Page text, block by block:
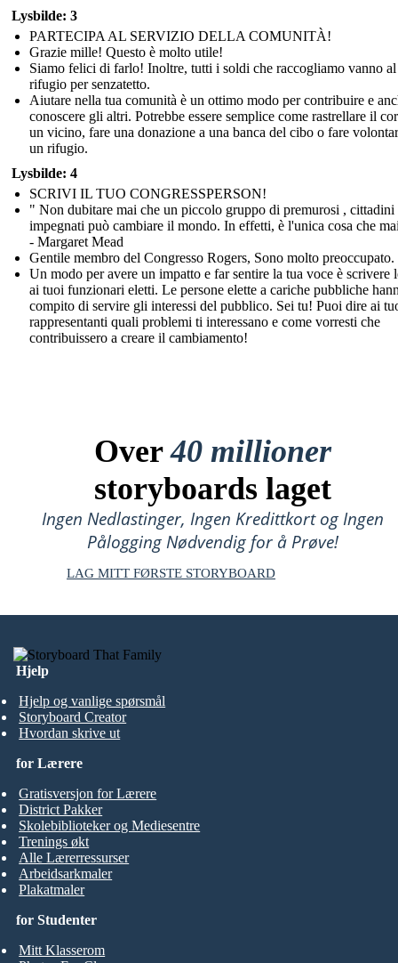
Lysbilde: 3
PARTECIPA AL SERVIZIO DELLA COMUNITÀ!
Grazie mille! Questo è molto utile!
Siamo felici di farlo! Inoltre, tutti i soldi che raccogliamo vanno al
rifugio per senzatetto.
Aiutare nella tua comunità è un ottimo modo per contribuire e
conoscere gli altri. Potrebbe essere semplice come rastrellare il
un vicino, fare una donazione a una banca del cibo o fare
un rifugio.
Lysbilde: 4
SCRIVI IL TUO CONGRESSPERSON!
" Non dubitare mai che un piccolo gruppo di premurosi , cittadini
impegnati può cambiare il mondo. In effetti, è l'unica cosa che
- Margaret Mead
Gentile membro del Congresso Rogers, Sono molto preoccupato.
Un modo per avere un impatto e far sentire la tua voce è scrivere
ai tuoi funzionari eletti. Le persone elette a cariche pubbliche
compito di servire gli interessi del pubblico. Sei tu! Puoi dire ai
rappresentanti quali problemi ti interessano e come vorresti che
contribuissero a creare il cambiamento!
Over40 millioner
storyboards laget
Ingen Nedlastinger, Ingen Kredittkort og Ingen
Pålogging Nødvendig for å Prøve!
LAG MITT FØRSTE STORYBOARD
Hjelp
Hjelp og vanlige spørsmål
Storyboard Creator
Hvordan skrive ut
for Studenter
Mitt Klasserom
for Lærere
Gratisversjon for Lærere
District Pakker
Skolebiblioteker og Mediesentre
Trenings økt
Alle Lærerressurser
Arbeidsarkmaler
Plakatmaler